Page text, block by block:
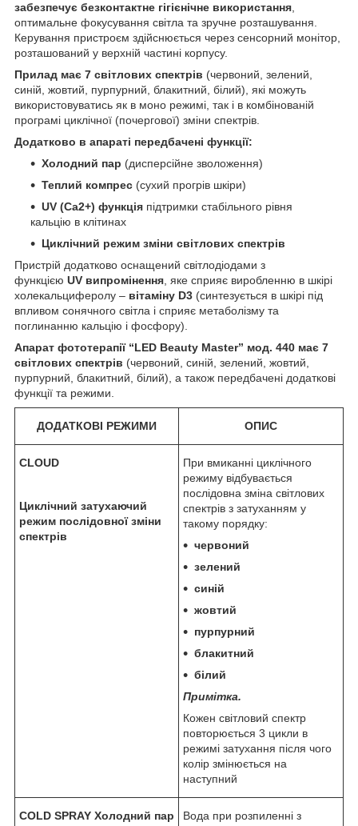
забезпечує безконтактне гігієнічне використання,
оптимальне фокусування світла та зручне розташування.
Керування пристроєм здійснюється через сенсорний монітор,
розташований у верхній частині корпусу.
Прилад має 7 світлових спектрів (червоний, зелений,
синій, жовтий, пурпурний, блакитний, білий), які можуть
використовуватись як в моно режимі, так і в комбінованій
програмі циклічної (почергової) зміни спектрів.
Додатково в апараті передбачені функції:
Холодний пар (дисперсійне зволоження)
Теплий компрес (сухий прогрів шкіри)
UV (Ca2+) функція підтримки стабільного рівня
кальцію в клітинах
Циклічний режим зміни світлових спектрів
Пристрій додатково оснащений світлодіодами з
функцією UV випромінення, яке сприяє виробленню в шкірі
холекальциферолу – вітаміну D3 (синтезується в шкірі під
впливом сонячного світла і сприяє метаболізму та
поглинанню кальцію і фосфору).
Апарат фототерапії “LED Beauty Master” мод. 440 має 7
світлових спектрів (червоний, синій, зелений, жовтий,
пурпурний, блакитний, білий), а також передбачені додаткові
функції та режими.
ДОДАТКОВІ РЕЖИМИ ОПИС
CLOUD
Циклічний затухаючий
режим послідовної зміни
спектрів
При вмиканні циклічного
режиму відбувається
послідовна зміна світлових
спектрів з затуханням у
такому порядку:
червоний
зелений
синій
жовтий
пурпурний
блакитний
білий
Примітка.
Кожен світловий спектр
повторюється 3 цикли в
режимі затухання після чого
колір змінюється на
наступний
COLD SPRAY Холодний пар
Вода при розпиленні з